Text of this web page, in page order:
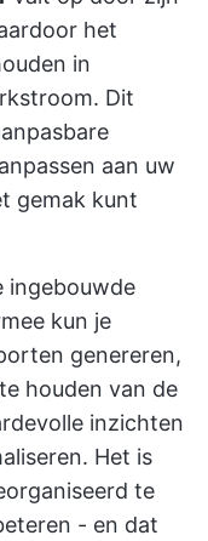
het
in
Dit
aan uw
gemak kunt
ingebouwde
kun je
genereren,
houden van de
inzichten
Het is
te
- en dat